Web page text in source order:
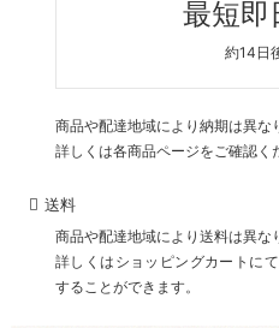
最短即
約14日
商品や配達地域により納期は異な
詳しくは各商品ページをご確認く
送料
商品や配達地域により送料は異な
詳しくはショッピングカートに
することができます。